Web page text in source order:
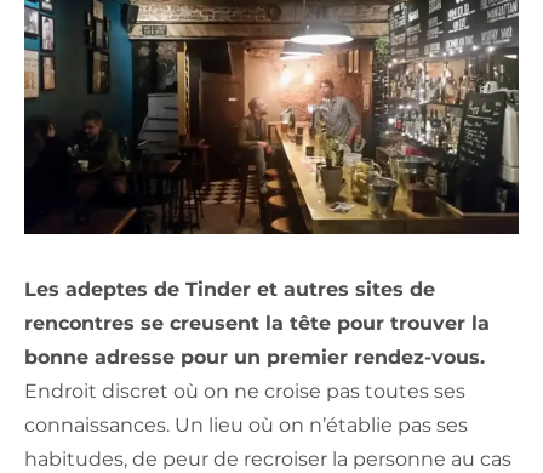
Les adeptes de Tinder et autres sites de
rencontres se creusent la tête pour trouver la
bonne adresse pour un premier rendez-vous.
Endroit discret où on ne croise pas toutes ses
connaissances. Un lieu où on n’établie pas ses
habitudes, de peur de recroiser la personne au cas